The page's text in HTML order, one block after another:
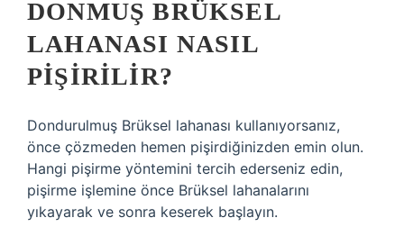
DONMUŞ BRÜKSEL
LAHANASI NASIL
PIŞIRILIR?
Dondurulmuş Brüksel lahanası kullanıyorsanız,
önce çözmeden hemen pişirdiğinizden emin olun.
Hangi pişirme yöntemini tercih ederseniz edin,
pişirme işlemine önce Brüksel lahanalarını
yıkayarak ve sonra keserek başlayın.